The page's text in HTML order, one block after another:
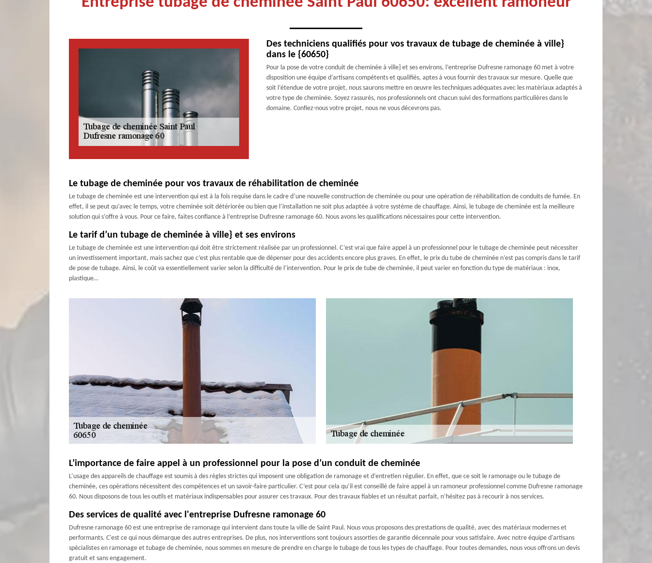
Des techniciens qualifiés pour vos travaux de tubage de cheminée à ville}
dans le {60650}
Pour la pose de votre conduit de cheminée à ville} et ses environs, l’entreprise Dufresne ramonage 60 met à votre
disposition une équipe d’artisans compétents et qualifiés, aptes à vous fournir des travaux sur mesure. Quelle que
soit l’étendue de votre projet, nous saurons mettre en œuvre les techniques adéquates avec les matériaux adaptés à
votre type de cheminée. Soyez rassurés, nos professionnels ont chacun suivi des formations particulières dans le
domaine. Confiez-nous votre projet, nous ne vous décevrons pas.
Le tubage de cheminée pour vos travaux de réhabilitation de cheminée
Le tubage de cheminée est une intervention qui est à la fois requise dans le cadre d’une nouvelle construction de cheminée ou pour une opération de réhabilitation de conduits de fumée. En
effet, il se peut qu’avec le temps, votre cheminée soit détériorée ou bien que l’installation ne soit plus adaptée à votre système de chauffage. Ainsi, le tubage de cheminée est la meilleure
solution qui s’offre à vous. Pour ce faire, faites confiance à l’entreprise Dufresne ramonage 60. Nous avons les qualifications nécessaires pour cette intervention.
Le tarif d’un tubage de cheminée à ville} et ses environs
Le tubage de cheminée est une intervention qui doit être strictement réalisée par un professionnel. C’est vrai que faire appel à un professionnel pour le tubage de cheminée peut nécessiter
un investissement important, mais sachez que c’est plus rentable que de dépenser pour des accidents encore plus graves. En effet, le prix du tube de cheminée n’est pas compris dans le tarif
de pose de tubage. Ainsi, le coût va essentiellement varier selon la difficulté de l’intervention. Pour le prix de tube de cheminée, il peut varier en fonction du type de matériaux : inox,
plastique…
L’importance de faire appel à un professionnel pour la pose d’un conduit de cheminée
L’usage des appareils de chauffage est soumis à des règles strictes qui imposent une obligation de ramonage et d’entretien régulier. En effet, que ce soit le ramonage ou le tubage de
cheminée, ces opérations nécessitent des compétences et un savoir-faire particulier. C’est pour cela qu’il est conseillé de faire appel à un ramoneur professionnel comme Dufresne ramonage
60. Nous disposons de tous les outils et matériaux indispensables pour assurer ces travaux. Pour des travaux fiables et un résultat parfait, n’hésitez pas à recourir à nos services.
Des services de qualité avec l'entreprise Dufresne ramonage 60
Dufresne ramonage 60 est une entreprise de ramonage qui intervient dans toute la ville de Saint Paul. Nous vous proposons des prestations de qualité, avec des matériaux modernes et
performants. C'est ce qui nous démarque des autres entreprises. De plus, nos interventions sont toujours assorties de garantie décennale pour vous satisfaire. Avec notre équipe d'artisans
spécialistes en ramonage et tubage de cheminée, nous sommes en mesure de prendre en charge le tubage de tous les types de chauffage. Pour toutes demandes, nous vous offrons un devis
gratuit et sans engagement.